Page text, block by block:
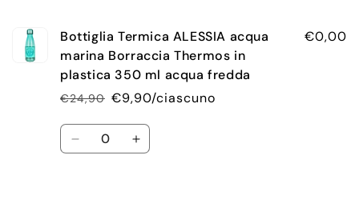
Bottiglia Termica ALESSIA acqua
marina Borraccia Thermos in
plastica 350 ml acqua fredda
Prezzo
di
listino
€24,90
Prezzo
scontato
€9,90/ciascuno
€0,00
Quantità
DiminuisciAumenta